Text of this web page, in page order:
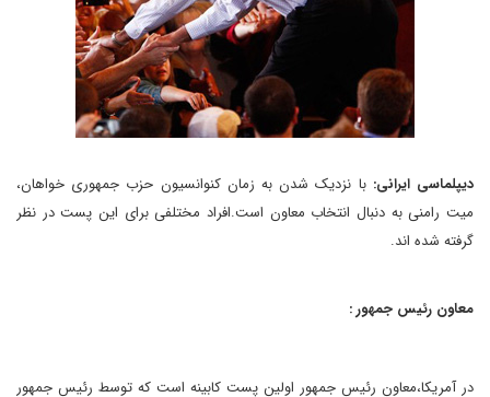
دیپلماسی ایرانی:با نزدیک شدن به زمان کنوانسیون حزب جمهوری خواهان،
میت رامنی به دنبال انتخاب معاون است.افراد مختلفی برای این پست در نظر
گرفته شده اند.
معاون رئیس جمهور :
در آمریکا،معاون رئیس جمهور اولین پست کابینه است که توسط رئیس جمهور